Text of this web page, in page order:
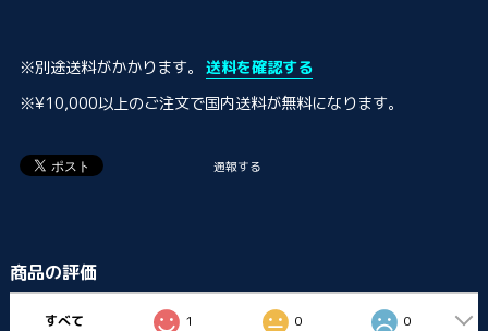
※別途送料がかかります。 送料を確認する
※¥10,000以上のご注文で国内送料が無料になります。
通報する
商品の評価
すべて 1 0 0